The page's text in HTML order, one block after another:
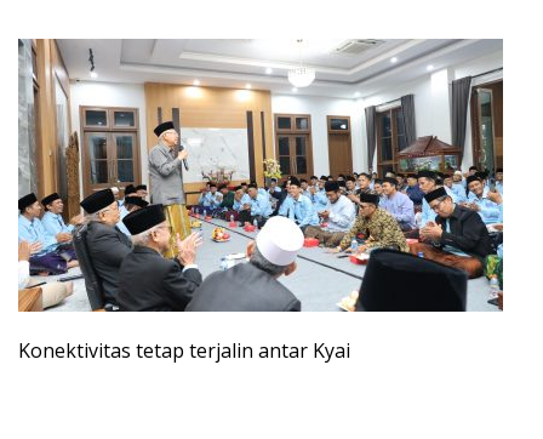
Konektivitas tetap terjalin antar Kyai